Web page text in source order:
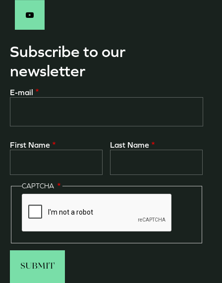
Subscribe to our
newsletter
E-mail
First Name Last Name
CAPTCHA